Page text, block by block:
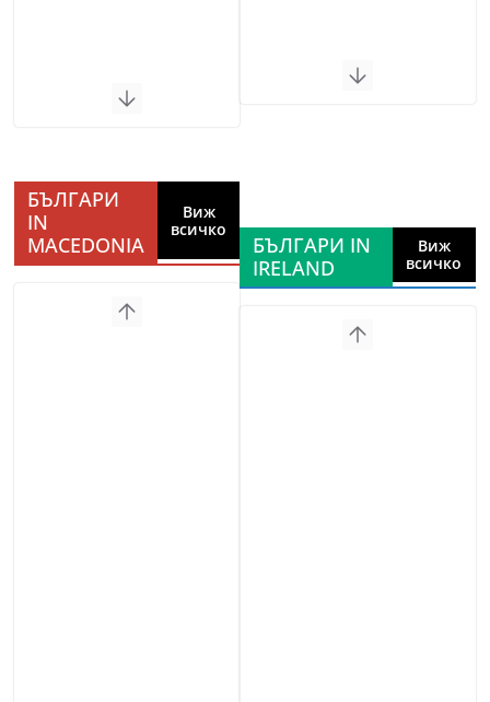
БЪЛГАРИ
IN
MACEDONIA
Виж
всичко
БЪЛГАРИ IN
IRELAND
Виж
всичко